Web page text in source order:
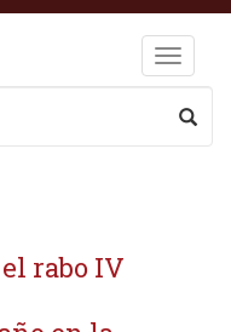
Toggle
rabo IV